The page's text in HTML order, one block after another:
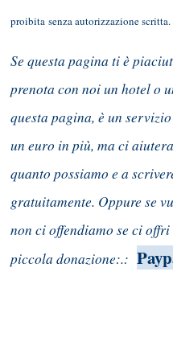
proibita senza autorizzazione scritta.
Se questa pagina ti è
prenota con noi un hotel o
questa pagina, è un
un euro in più, ma ci
quanto possiamo e a
gratuitamente. Oppure se
non ci offendiamo se ci
piccola donazione:.: